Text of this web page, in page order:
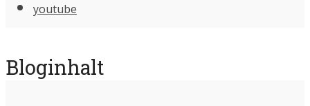
youtube
Bloginhalt